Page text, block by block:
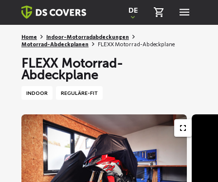
Skiplinks
DE
Home
Indoor-Motorradabdeckungen
Motorrad-Abdeckplanen
FLEXX Motorrad-Abdeckplane
FLEXX Motorrad-
Abdeckplane
INDOOR REGULÄRE-FIT